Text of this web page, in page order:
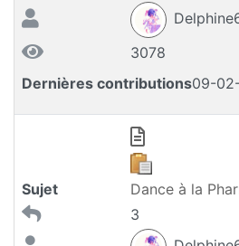
3078
Dernières contributions09-
Sujet
Dance à la
3